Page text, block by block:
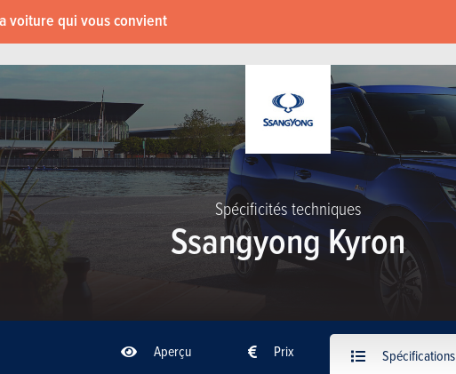
voiture qui vous convient
Spécificités techniques
Ssangyong Kyron
Aperçu Prix Spécifications